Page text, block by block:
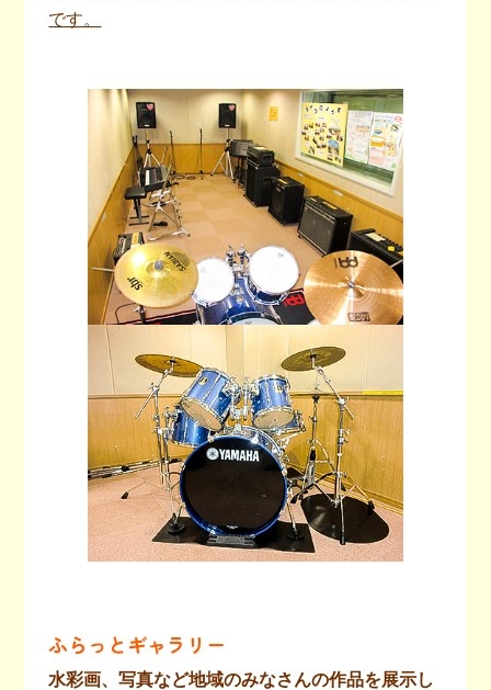
です。
ふらっとギャラリー
水彩画、写真など地域のみなさんの作品を展示し